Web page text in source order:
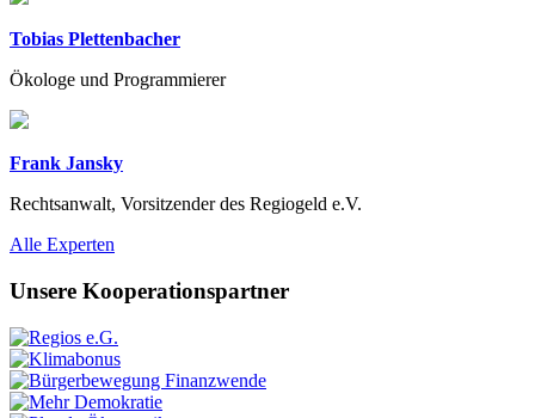
Tobias Plettenbacher
Ökologe und Programmierer
Frank Jansky
Rechtsanwalt, Vorsitzender des Regiogeld e.V.
Previous
Next
Alle Experten
Unsere Kooperationspartner